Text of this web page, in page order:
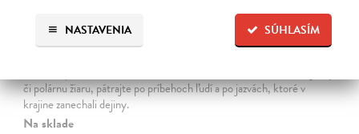
SÚHLASÍM
NASTAVENIA
Páni nás sem presídlili
či polárnu žiaru, pátrajte po príbehoch ľudí a po jazvách, ktoré v
krajine zanechali dejiny.
Na sklade